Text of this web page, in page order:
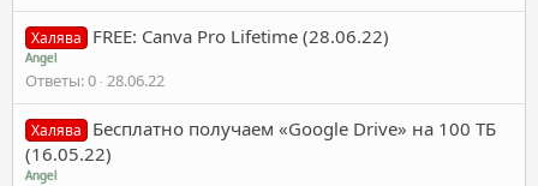
Халява FREE: Canva Pro Lifetime (28.06.22)
Angel
Ответы 0 28.06.22
Халява
Бесплатно получаем «Google Drive» на 100 ТБ
(16.05.22)
Angel